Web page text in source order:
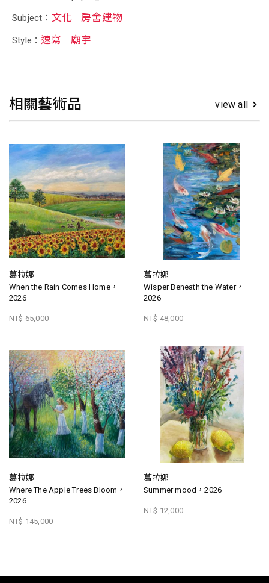
Subject： 文化 房舍建物
Style： 速寫 廟宇
相關藝術品 view all
葛拉娜
When the Rain Comes Home，
2026
NT$ 65,000
葛拉娜
Wisper Beneath the Water，
2026
NT$ 48,000
葛拉娜
Where The Apple Trees Bloom，
2026
NT$ 145,000
葛拉娜
Summer mood，2026
NT$ 12,000